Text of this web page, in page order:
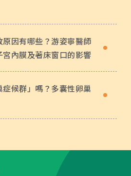
因有哪些？游姿寧醫師
內膜及著床窗口的影響
候群」嗎？多囊性卵巢